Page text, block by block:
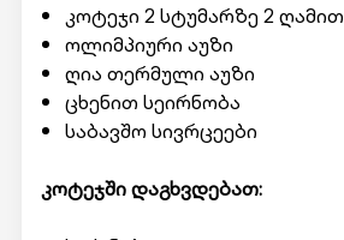
კოტეჯი 2 სტუმარზე 2 ღამით
ოლიმპიური აუზი
ღია თერმული აუზი
ცხენით სეირნობა
საბავშო სივრცეები
კოტეჯში დაგხვდებათ: